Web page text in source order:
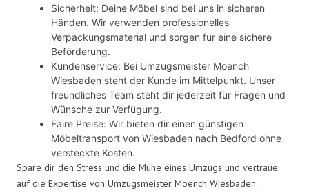
Sicherheit: Deine Möbel sind bei uns in sicheren
Händen. Wir verwenden professionelles
Verpackungsmaterial und sorgen für eine sichere
Beförderung.
Kundenservice: Bei Umzugsmeister Moench
Wiesbaden steht der Kunde im Mittelpunkt. Unser
freundliches Team steht dir jederzeit für Fragen und
Wünsche zur Verfügung.
Faire Preise: Wir bieten dir einen günstigen
Möbeltransport von Wiesbaden nach Bedford ohne
versteckte Kosten.
Spare dir den Stress und die Mühe eines Umzugs und vertraue
auf die Expertise von Umzugsmeister Moench Wiesbaden.